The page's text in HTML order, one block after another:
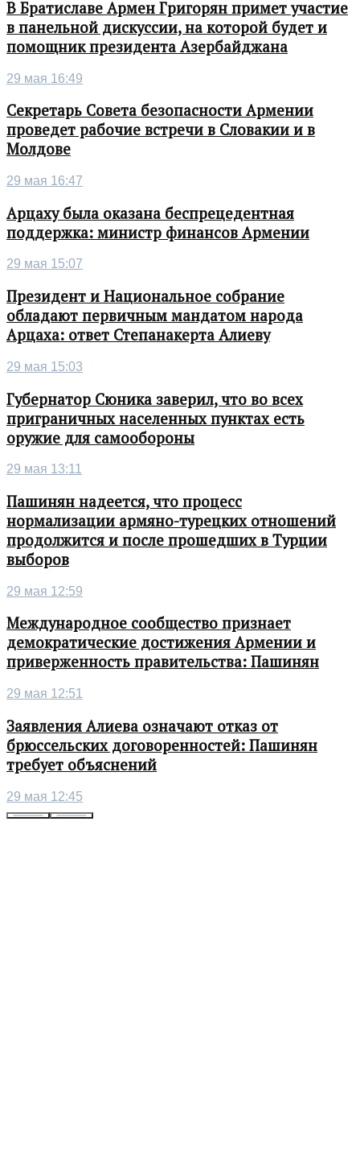
В Братиславе Армен Григорян примет участие
в панельной дискуссии, на которой будет и
помощник президента Азербайджана
29 мая 16:49
Секретарь Совета безопасности Армении
проведет рабочие встречи в Словакии и в
Молдове
29 мая 16:47
Арцаху была оказана беспрецедентная
поддержка: министр финансов Армении
29 мая 15:07
Президент и Национальное собрание
обладают первичным мандатом народа
Арцаха: ответ Степанакерта Алиеву
29 мая 15:03
Губернатор Сюника заверил, что во всех
приграничных населенных пунктах есть
оружие для самообороны
29 мая 13:11
Пашинян надеется, что процесс
нормализации армяно-турецких отношений
продолжится и после прошедших в Турции
выборов
29 мая 12:59
Международное сообщество признает
демократические достижения Армении и
приверженность правительства: Пашинян
29 мая 12:51
Заявления Алиева означают отказ от
брюссельских договоренностей: Пашинян
требует объяснений
29 мая 12:45